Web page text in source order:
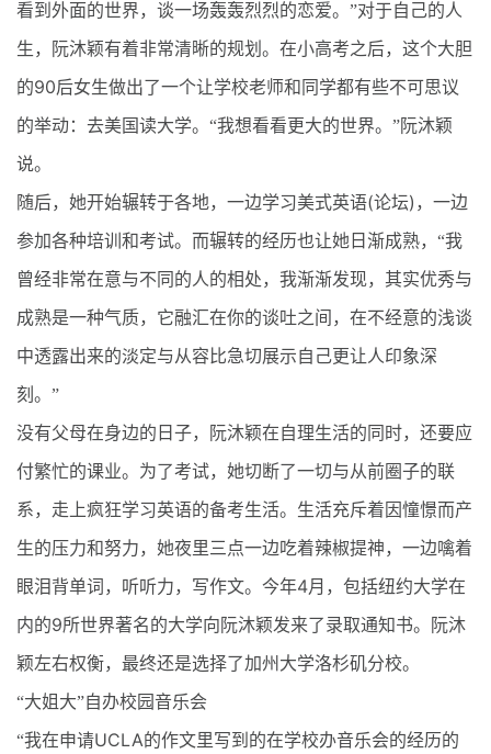
看到外面的世界，谈一场轰轰烈烈的恋爱。”对于自己的人
生，阮沐颖有着非常清晰的规划。在小高考之后，这个大胆
的90后女生做出了一个让学校老师和同学都有些不可思议
的举动：去美国读大学。“我想看看更大的世界。”阮沐颖
说。
随后，她开始辗转于各地，一边学习美式英语(论坛) ，一边
参加各种培训和考试。而辗转的经历也让她日渐成熟，“我
曾经非常在意与不同的人的相处，我渐渐发现，其实优秀与
成熟是一种气质，它融汇在你的谈吐之间，在不经意的浅谈
中透露出来的淡定与从容比急切展示自己更让人印象深
刻。”
没有父母在身边的日子，阮沐颖在自理生活的同时，还要应
付繁忙的课业。为了考试，她切断了一切与从前圈子的联
系，走上疯狂学习英语的备考生活。生活充斥着因憧憬而产
生的压力和努力，她夜里三点一边吃着辣椒提神，一边噙着
眼泪背单词，听听力，写作文。今年4月，包括纽约大学在
内的9所世界著名的大学向阮沐颖发来了录取通知书。阮沐
颖左右权衡，最终还是选择了加州大学洛杉矶分校。
“大姐大”自办校园音乐会
“我在申请UCLA的作文里写到的在学校办音乐会的经历的